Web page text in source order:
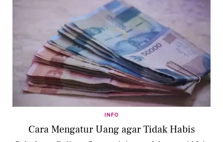
INFO
Cara Mengatur Uang agar Tidak Habis